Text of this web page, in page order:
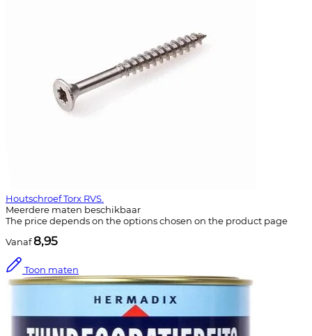
Houtschroef Torx RVS.
Meerdere maten beschikbaar
The price depends on the options chosen on the product page
Vanaf8,95
Toon maten